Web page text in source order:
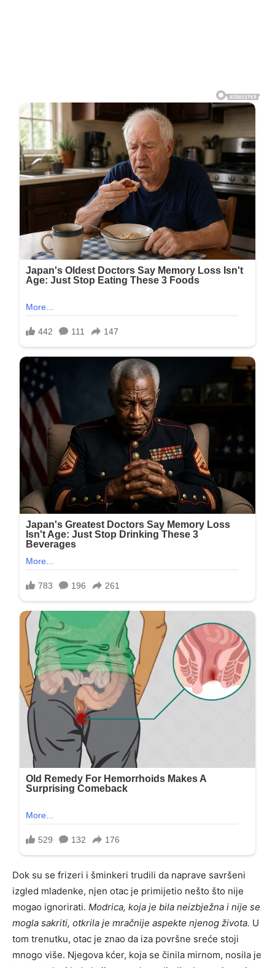
Dok su se frizeri i šminkeri trudili da naprave savršeni
izgled mladenke, njen otac je primijetio nešto što nije
mogao ignorirati. Modrica, koja je bila neizbježna i nije se
mogla sakriti, otkrila je mračnije aspekte njenog života. U
tom trenutku, otac je znao da iza površne sreće stoji
mnogo više. Njegova kćer, koja se činila mirnom, nosila je